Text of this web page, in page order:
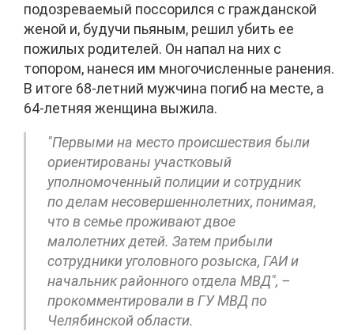
подозреваемый поссорился с гражданской
женой и, будучи пьяным, решил убить ее
пожилых родителей. Он напал на них с
топором, нанеся им многочисленные ранения.
В итоге 68-летний мужчина погиб на месте, а
64-летняя женщина выжила.
"Первыми на место происшествия были
ориентированы участковый
уполномоченный полиции и сотрудник
по делам несовершеннолетних, понимая,
что в семье проживают двое
малолетних детей. Затем прибыли
сотрудники уголовного розыска, ГАИ и
начальник районного отдела МВД", –
прокомментировали в ГУ МВД по
Челябинской области.